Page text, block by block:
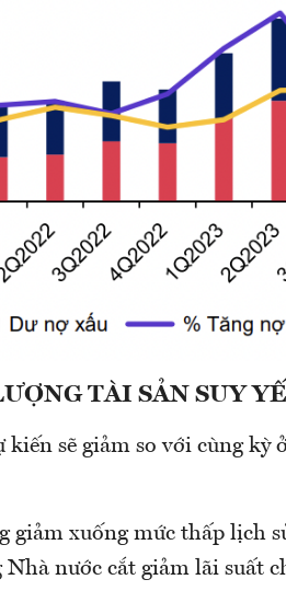
TÀI SẢN SUY
sẽ giảm so với cùng kỳ
giảm xuống mức thấp lịch
nước cắt giảm lãi suất